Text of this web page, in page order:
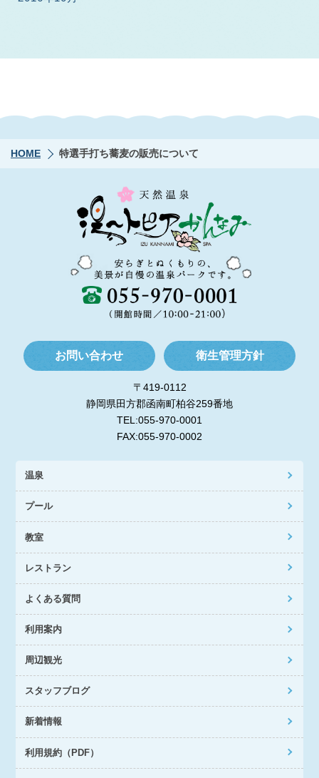
HOME 特選手打ち蕎麦の販売について
お問い合わせ 衛生管理方針
〒419-0112
静岡県田方郡函南町柏谷259番地
TEL:055-970-0001
FAX:055-970-0002
温泉
プール
教室
レストラン
よくある質問
利用案内
周辺観光
スタッフブログ
新着情報
利用規約（PDF）